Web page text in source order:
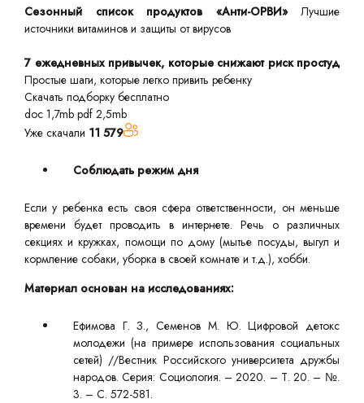
Сезонный список продуктов «Анти-ОРВИ»
Лучшие
источники витаминов и защиты от вирусов
7 ежедневных привычек, которые снижают риск простуд
Простые шаги, которые легко привить ребенку
Скачать подборку бесплатно
doc 1,7mb pdf 2,5mb
Уже скачали 11 579
Соблюдать режим дня
Если у ребенка есть своя сфера ответственности, он меньше
времени будет проводить в интернете. Речь о различных
секциях и кружках, помощи по дому (мытье посуды, выгул и
кормление собаки, уборка в своей комнате и т.д.), хобби.
Материал основан на исследованиях:
Ефимова Г. З., Семенов М. Ю. Цифровой детокс
молодежи (на примере использования социальных
сетей) //Вестник Российского университета дружбы
народов. Серия: Социология. – 2020. – Т. 20. – №.
3. – С. 572-581.